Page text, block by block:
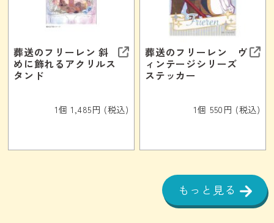
葬送のフリーレン 斜
めに飾れるアクリルス
タンド
1個 1,485円 (税込)
葬送のフリーレン ヴ
ィンテージシリーズ
ステッカー
1個 550円 (税込)
もっと見る